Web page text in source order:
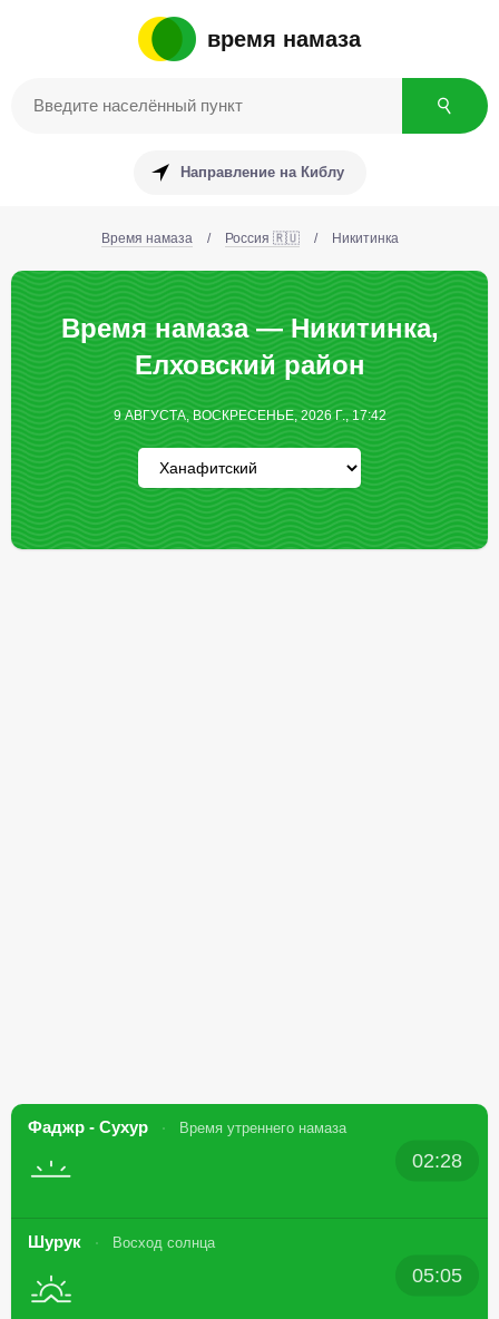
время намаза
Направление на Киблу
Время намаза / Россия 🇷🇺 / Никитинка
Время намаза — Никитинка,
Елховский район
9 АВГУСТА, ВОСКРЕСЕНЬЕ, 2026 Г., 17:42
Фаджр - Сухур Время утреннего намаза
02:28
Шурук Восход солнца
05:05